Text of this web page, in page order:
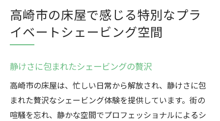
高崎市の床屋で感じる特別なプラ
イベートシェービング空間
静けさに包まれたシェービングの贅沢
高崎市の床屋は、忙しい日常から解放され、静けさに包
まれた贅沢なシェービング体験を提供しています。街の
喧騒を忘れ、静かな空間でプロフェッショナルによるシ